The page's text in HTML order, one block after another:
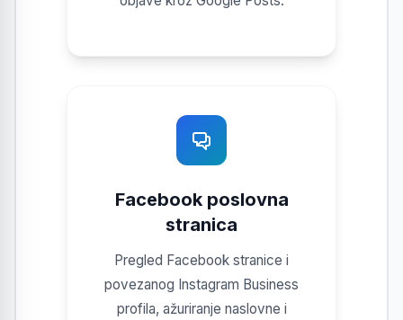
Facebook poslovna
stranica
Pregled Facebook stranice i
povezanog Instagram Business
profila, ažuriranje naslovne i